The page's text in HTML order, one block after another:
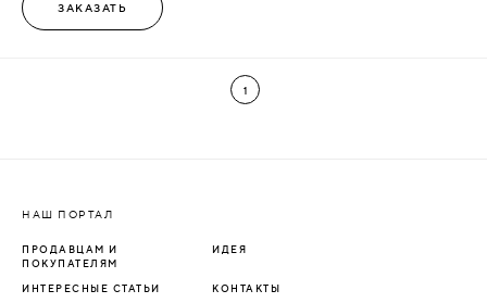
ЗАКАЗАТЬ
1
НАШ ПОРТАЛ
ПРОДАВЦАМ И
ПОКУПАТЕЛЯМ
ИДЕЯ
ИНТЕРЕСНЫЕ СТАТЬИ КОНТАКТЫ